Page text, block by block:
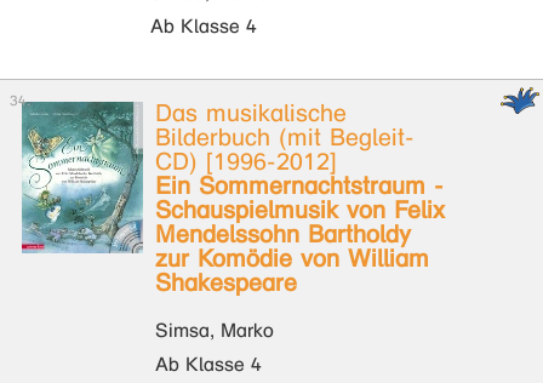
Ab Klasse 4
Das musikalische
Bilderbuch (mit Begleit-
CD) [1996-2012]
Ein Sommernachtstraum -
Schauspielmusik von Felix
Mendelssohn Bartholdy
zur Komödie von William
Shakespeare
Simsa, Marko
Ab Klasse 4